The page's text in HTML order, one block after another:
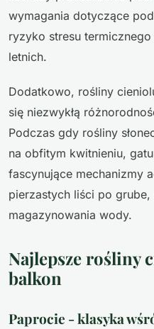
wymagania dotyczące
ryzyko stresu
letnich.
Dodatkowo, rośliny
się niezwykłą
Podczas gdy rośliny
na obfitym kwitnieniu,
fascynujące mechanizmy
pierzastych liści po
magazynowania wody.
Najlepsze rośliny
balkon
Paprocie - klasyka